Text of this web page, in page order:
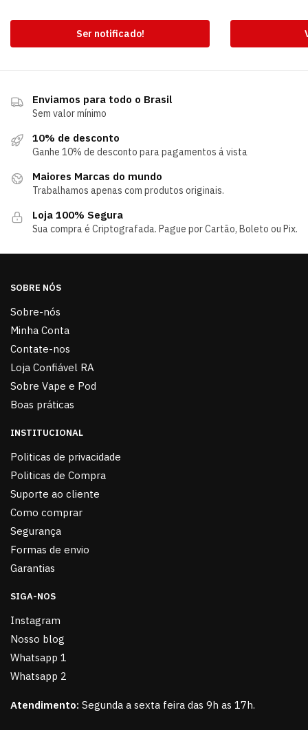
Ser notificado!
Enviamos para todo o Brasil
Sem valor mínimo
10% de desconto
Ganhe 10% de desconto para pagamentos á vista
Maiores Marcas do mundo
Trabalhamos apenas com produtos originais.
Loja 100% Segura
Sua compra é Criptografada. Pague por Cartão, Boleto ou Pix.
SOBRE NÓS
Sobre-nós
Minha Conta
Contate-nos
Loja Confiável RA
Sobre Vape e Pod
Boas práticas
INSTITUCIONAL
Politicas de privacidade
Politicas de Compra
Suporte ao cliente
Como comprar
Segurança
Formas de envio
Garantias
SIGA-NOS
Instagram
Nosso blog
Whatsapp 1
Whatsapp 2
Atendimento: Segunda a sexta feira das 9h as 17h.